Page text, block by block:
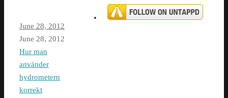
June 28, 2012
June 28, 2012
Hur man
använder
hydrometern
korrekt